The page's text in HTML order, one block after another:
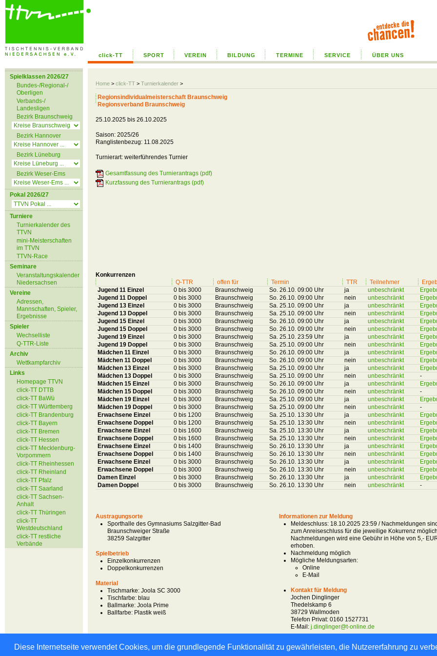
Diese Internetseite verwendet Cookies, um die grundlegende Funktionalität zu gewährleisten, die Nutzererfahrung zu
click-TT SPORT VEREIN BILDUNG TERMINE SERVICE ÜBER UNS
Home > click-TT > Turnierkalender >
Spielklassen 2026/27
Bundes-/Regional-/
Oberligen
Verbands-/
Landesligen
Bezirk Braunschweig
Bezirk Hannover
Bezirk Lüneburg
Bezirk Weser-Ems
Pokal 2026/27
Turniere
Turnierkalender des
TTVN
mini-Meisterschaften
im TTVN
TTVN-Race
Seminare
Veranstaltungskalender
Niedersachsen
Vereine
Adressen,
Mannschaften, Spieler,
Ergebnisse
Spieler
Wechselliste
Q-TTR-Liste
Archiv
Wettkampfarchiv
Links
Homepage TTVN
click-TT DTTB
click-TT BaWü
click-TT Württemberg
click-TT Brandenburg
click-TT Bayern
click-TT Bremen
click-TT Hessen
click-TT Mecklenburg-
Vorpommern
click-TT Rheinhessen
click-TT Rheinland
click-TT Pfalz
click-TT Saarland
click-TT Sachsen-
Anhalt
click-TT Thüringen
click-TT
Westdeutschland
click-TT restliche
Verbände
Regionsindividualmeisterschaft Braunschweig
Regionsverband Braunschweig
25.10.2025 bis 26.10.2025
Saison: 2025/26
Ranglistenbezug: 11.08.2025
Turnierart: weiterführendes Turnier
Gesamtfassung des Turnierantrags (pdf)
Kurzfassung des Turnierantrags (pdf)
Konkurrenzen
Q-TTR
offen für Termin TTR Teilnehmer
Jugend 11 Einzel
0 bis 3000 Braunschweig So. 26.10. 09:00 Uhr ja unbeschränkt
Jugend 11 Doppel
0 bis 3000 Braunschweig So. 26.10. 09:00 Uhr nein unbeschränkt
Jugend 13 Einzel
0 bis 3000 Braunschweig Sa. 25.10. 09:00 Uhr ja unbeschränkt
Jugend 13 Doppel
0 bis 3000 Braunschweig Sa. 25.10. 09:00 Uhr nein unbeschränkt
Jugend 15 Einzel
0 bis 3000 Braunschweig So. 26.10. 09:00 Uhr ja unbeschränkt
Jugend 15 Doppel
0 bis 3000 Braunschweig So. 26.10. 09:00 Uhr nein unbeschränkt
Jugend 19 Einzel
0 bis 3000 Braunschweig Sa. 25.10. 23:59 Uhr ja unbeschränkt
Jugend 19 Doppel
0 bis 3000 Braunschweig Sa. 25.10. 09:00 Uhr nein unbeschränkt
Mädchen 11 Einzel
0 bis 3000 Braunschweig So. 26.10. 09:00 Uhr ja unbeschränkt
Mädchen 11 Doppel
0 bis 3000 Braunschweig So. 26.10. 09:00 Uhr nein unbeschränkt
Mädchen 13 Einzel
0 bis 3000 Braunschweig Sa. 25.10. 09:00 Uhr ja unbeschränkt
Mädchen 13 Doppel
0 bis 3000 Braunschweig Sa. 25.10. 09:00 Uhr nein unbeschränkt
-
Mädchen 15 Einzel
0 bis 3000 Braunschweig So. 26.10. 09:00 Uhr ja unbeschränkt
Mädchen 15 Doppel
0 bis 3000 Braunschweig So. 26.10. 09:00 Uhr nein unbeschränkt
-
Mädchen 19 Einzel
0 bis 3000 Braunschweig Sa. 25.10. 09:00 Uhr ja unbeschränkt
Mädchen 19 Doppel
0 bis 3000 Braunschweig Sa. 25.10. 09:00 Uhr nein unbeschränkt
-
Erwachsene Einzel
0 bis 1200 Braunschweig Sa. 25.10. 13:30 Uhr ja unbeschränkt
Erwachsene Doppel
0 bis 1200 Braunschweig Sa. 25.10. 13:30 Uhr nein unbeschränkt
Erwachsene Einzel
0 bis 1600 Braunschweig Sa. 25.10. 13:30 Uhr ja unbeschränkt
Erwachsene Doppel
0 bis 1600 Braunschweig Sa. 25.10. 13:30 Uhr nein unbeschränkt
Erwachsene Einzel
0 bis 1400 Braunschweig So. 26.10. 13:30 Uhr ja unbeschränkt
Erwachsene Doppel
0 bis 1400 Braunschweig So. 26.10. 13:30 Uhr nein unbeschränkt
Erwachsene Einzel
0 bis 3000 Braunschweig So. 26.10. 13:30 Uhr ja unbeschränkt
Erwachsene Doppel
0 bis 3000 Braunschweig So. 26.10. 13:30 Uhr nein unbeschränkt
Damen Einzel
0 bis 3000 Braunschweig So. 26.10. 13:30 Uhr ja unbeschränkt
Damen Doppel
0 bis 3000 Braunschweig So. 26.10. 13:30 Uhr nein unbeschränkt -
Austragungsorte
Sporthalle des Gymnasiums Salzgitter-Bad
Braunschweiger Straße
38259 Salzgitter
Spielbetrieb
Einzelkonkurrenzen
Doppelkonkurrenzen
Material
Tischmarke: Joola SC 3000
Tischfarbe: blau
Ballmarke: Joola Prime
Ballfarbe: Plastik weiß
Informationen zur Meldung
Meldeschluss: 18.10.2025 23:59 / Nachmeldungen
zum Anreiseschluss für die jeweilige Kokurrenz
Nachmeldungen wird eine Gebühr in Höhe von 5,-
erhoben.
Nachmeldung möglich
Mögliche Meldungsarten:
Online
E-Mail
Kontakt für Meldung
Jochen Dinglinger
Thedelskamp 6
38729 Wallmoden
Telefon Privat:0160 1527731
E-Mail: j.dinglinger@t-online.de